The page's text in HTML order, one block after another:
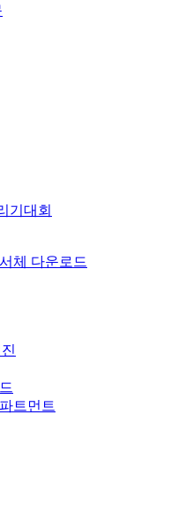
기대회
체 다운로드
트먼트